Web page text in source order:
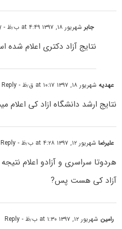
جابر شهریور ۱۸, ۱۳۹۷ at ۴:۴۹ ب٫ظ - Reply
نتایج آزاد دکتری اعلام شده
عهدیهشهریور ۱۸, ۱۳۹۷ at ۱۰:۱۷ ق٫ظ - Reply
نتایج ارشد دانشگاه ازاد کی اعلام
علیرضاشهریور ۱۲, ۱۳۹۷ at ۴:۲۸ ب٫ظ - Reply
هردوتا سراسری و آزادو اعلام
آزاد کی هست پس?
رامین شهریور ۱۲, ۱۳۹۷ at ۱:۳۰ ب٫ظ - Reply